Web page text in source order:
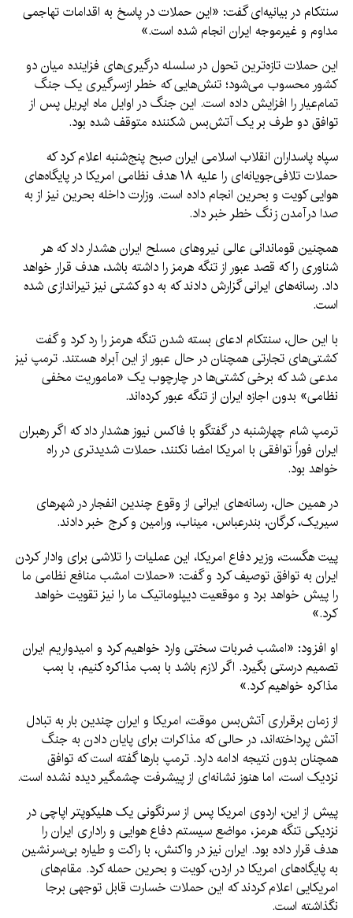
سنتکام در بیانیه‌ای گفت: «این حملات در پاسخ به اقدامات تهاجمی
مداوم و غیرموجه ایران انجام شده است.»
این حملات تازه‌ترین تحول در سلسله درگیری‌های فزاینده میان دو
کشور محسوب می‌شود؛ تنش‌هایی که خطر ازسرگیری یک جنگ
تمام‌عیار را افزایش داده است. این جنگ در اوایل ماه اپریل پس از
توافق دو طرف بر یک آتش‌بس شکننده متوقف شده بود.
سپاه پاسداران انقلاب اسلامی ایران صبح پنج‌شنبه اعلام کرد که
حملات تلافی‌جویانه‌ای را علیه ۱۸ هدف نظامی امریکا در پایگاه‌های
هوایی کویت و بحرین انجام داده است. وزارت داخله بحرین نیز از به
صدا درآمدن زنگ خطر خبر داد.
همچنین قوماندانی عالی نیروهای مسلح ایران هشدار داد که هر
شناوری را که قصد عبور از تنگه هرمز را داشته باشد، هدف قرار خواهد
داد. رسانه‌های ایرانی گزارش دادند که به دو کشتی نیز تیراندازی شده
است.
با این حال، سنتکام ادعای بسته شدن تنگه هرمز را رد کرد و گفت
کشتی‌های تجارتی همچنان در حال عبور از این آبراه هستند. ترمپ نیز
مدعی شد که برخی کشتی‌ها در چارچوب یک «ماموریت مخفی
نظامی» بدون اجازه ایران از تنگه عبور کرده‌اند.
ترمپ شام چهارشنبه در گفتگو با فاکس نیوز هشدار داد که اگر رهبران
ایران فوراً توافقی با امریکا امضا نکنند، حملات شدیدتری در راه
خواهد بود.
در همین حال، رسانه‌های ایرانی از وقوع چندین انفجار در شهرهای
سیریک، کرگان، بندرعباس، میناب، ورامین و کرج خبر دادند.
پیت هگست، وزیر دفاع امریکا، این عملیات را تلاشی برای وادار کردن
ایران به توافق توصیف کرد و گفت: «حملات امشب منافع نظامی ما
را پیش خواهد برد و موقعیت دیپلوماتیک ما را نیز تقویت خواهد
کرد.»
او افزود: «امشب ضربات سختی وارد خواهیم کرد و امیدواریم ایران
تصمیم درستی بگیرد. اگر لازم باشد با بمب مذاکره کنیم، با بمب
مذاکره خواهیم کرد.»
از زمان برقراری آتش‌بس موقت، امریکا و ایران چندین بار به تبادل
آتش پرداخته‌اند، در حالی که مذاکرات برای پایان دادن به جنگ
همچنان بدون نتیجه ادامه دارد. ترمپ بارها گفته است که توافق
نزدیک است، اما هنوز نشانه‌ای از پیشرفت چشمگیر دیده نشده است.
پیش از این، اردوی امریکا پس از سرنگونی یک هلیکوپتر اپاچی در
نزدیکی تنگه هرمز، مواضع سیستم دفاع هوایی و راداری ایران را
هدف قرار داده بود. ایران نیز در واکنش، با راکت و طیاره بی‌سرنشین
به پایگاه‌های امریکا در اردن، کویت و بحرین حمله کرد. مقام‌های
امریکایی اعلام کردند که این حملات خسارت قابل توجهی برجا
نگذاشته است.